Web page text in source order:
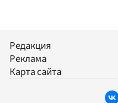
Редакция
Реклама
Карта сайта